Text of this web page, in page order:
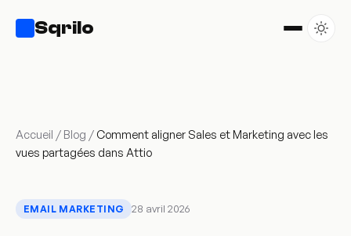
Sqrilo
Accueil / Blog / Comment aligner Sales et Marketing avec les
vues partagées dans Attio
EMAIL MARKETING 28 avril 2026